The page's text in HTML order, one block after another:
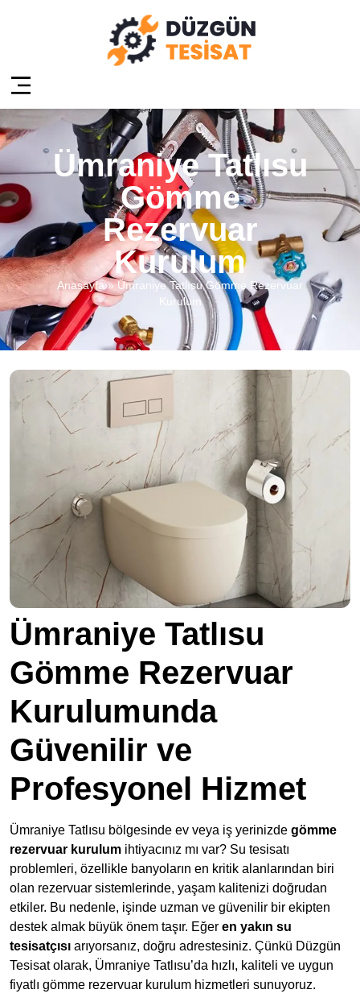
Ümraniye Tatlısu
Gömme
Rezervuar
Kurulum
Anasayfa»Ümraniye Tatlısu Gömme Rezervuar
Kurulum
Ümraniye Tatlısu
Gömme Rezervuar
Kurulumunda
Güvenilir ve
Profesyonel Hizmet
Ümraniye Tatlısu bölgesinde ev veya iş yerinizde gömme
rezervuar kurulum ihtiyacınız mı var? Su tesisatı
problemleri, özellikle banyoların en kritik alanlarından biri
olan rezervuar sistemlerinde, yaşam kalitenizi doğrudan
etkiler. Bu nedenle, işinde uzman ve güvenilir bir ekipten
destek almak büyük önem taşır. Eğer en yakın su
tesisatçısı arıyorsanız, doğru adrestesiniz. Çünkü Düzgün
Tesisat olarak, Ümraniye Tatlısu’da hızlı, kaliteli ve uygun
fiyatlı gömme rezervuar kurulum hizmetleri sunuyoruz.